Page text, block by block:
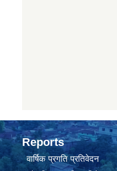
Reports
वार्षिक प्रगति प्रतिवेदन